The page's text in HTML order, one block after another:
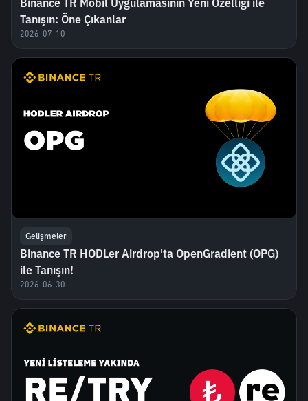
Binance TR Mobil Uygulamasının Yeni Özelliği ile
Tanışın: Öne Çıkanlar
2026-07-10
Gelişmeler
Binance TR HODLer Airdrop'ta OpenGradient (OPG)
ile Tanışın!
2026-06-30